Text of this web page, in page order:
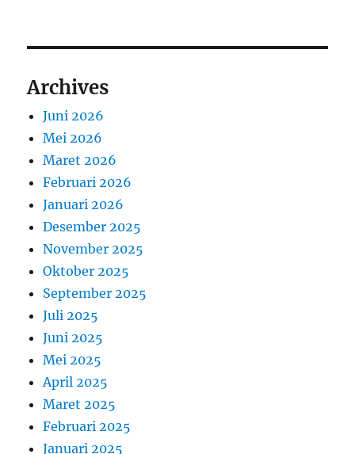
Archives
Juni 2026
Mei 2026
Maret 2026
Februari 2026
Januari 2026
Desember 2025
November 2025
Oktober 2025
September 2025
Juli 2025
Juni 2025
Mei 2025
April 2025
Maret 2025
Februari 2025
Januari 2025